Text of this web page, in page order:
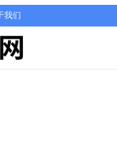
我们